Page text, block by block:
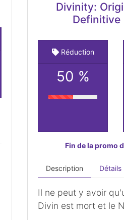
Divinity:
Definitive
Réduction
50 %
Fin de la promo
Description Détails
Il ne peut y avoir
Divin est mort et le